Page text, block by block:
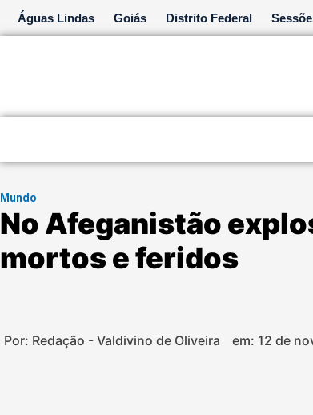
para
Águas Lindas Goiás Distrito Federal
Mundo
No Afeganistão
mortos e feridos
Por: Redação - Valdivino de Oliveira em: 12 de